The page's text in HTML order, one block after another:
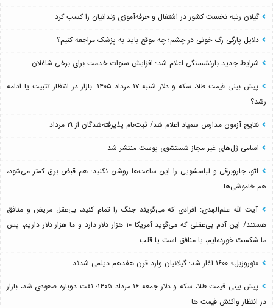
گیلان رتبه نخست کشور در اشتغال و حرفه‌آموزی زندانیان را کسب کرد
دلایل پارگی رگ خونی در چشم؛ چه موقع باید به پزشک مراجعه کنیم؟
شرایط جدید بازنشستگی اعلام شد؛ افزایش سنوات خدمت برای برخی شاغلان
پیش بینی قیمت طلا، سکه و دلار شنبه ۱۷ مرداد ۱۴۰۵. بازار در انتظار تثبیت یا ادامه
رشد؟
نتایج آزمون مدارس سمپاد اعلام شد/ ثبت‌نام پذیرفته‌شدگان از ۱۹ مرداد
اسامی ژل‌های غیر مجاز شستشوی پوست منتشر شد
اتو، جاروبرقی و لباسشویی را این ساعت‌ها روشن نکنید؛ هم قبض برق کمتر می‌شود،
هم خاموشی‌ها
آیت الله علم‌الهدی: افرادی که می‌گویند جنگ را تمام کنید، بی‌عقل مریض و منافق
هستند/ این آدم بی‌عقلی که می‌گوید آمریکا ۱۰ هزار دلار دارد و ما هزار دلار داریم، پس
ما شکست خورده‌ایم، یا منافق است یا قلب
«نوروزبل» ۱۶۰۰ آغاز شد؛ گیلانیان وارد قرن هفدهم دیلمی شدند
پیش بینی قیمت طلا، سکه و دلار جمعه ۱۶ مرداد ۱۴۰۵؛ نفت دوباره صعودی شد، بازار
در انتظار واکنش قیمت ها